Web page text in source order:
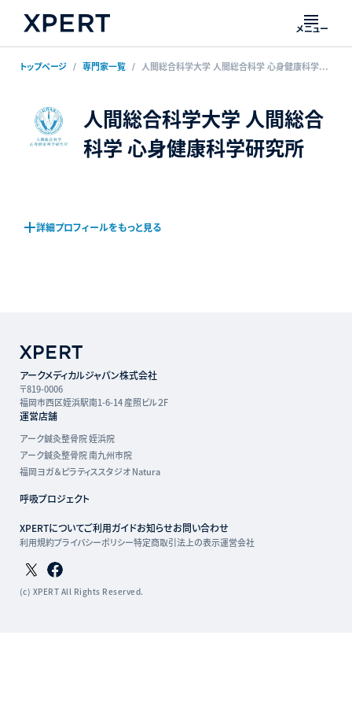
メニュー
トップページ 専門家一覧 人間総合科学大学 人間総合科学 心身健康科学研究所
人間総合科学大学 人間総合
科学 心身健康科学研究所
詳細プロフィールをもっと見る
アークメディカルジャパン株式会社
〒819-0006
福岡市西区姪浜駅南1-6-14 産照ビル２F
運営店舗
アーク鍼灸整骨院 姪浜院
アーク鍼灸整骨院 南九州市院
福岡ヨガ＆ピラティススタジオ Natura
呼吸プロジェクト
XPERTについてご利用ガイドお知らせお問い合わせ
利用規約プライバシーポリシー特定商取引法上の表示運営会社
Twitterページ
Facebookページ
(c) XPERT All Rights Reserved.